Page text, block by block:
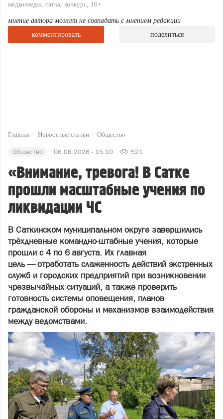
медколледж сатка конкурс 16+
мнение автора может не совпадать с мнением редакции
комментировать
поделиться
Главная Новостные статьи Общество
Общество 06.08.2026 - 15:10 521
«Внимание, тревога! В Сатке
прошли масштабные учения по
ликвидации ЧС
В Саткинском муниципальном округе завершились
трёхдневные командно‑штабные учения, которые
прошли с 4 по 6 августа. Их главная
цель — отработать слаженность действий экстренных
служб и городских предприятий при возникновении
чрезвычайных ситуаций, а также проверить
готовность системы оповещения, планов
гражданской обороны и механизмов взаимодействия
между ведомствами.